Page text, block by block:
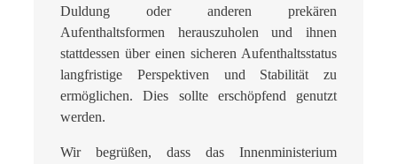
Duldung oder anderen prekären
Aufenthaltsformen herauszuholen und ihnen
stattdessen über einen sicheren Aufenthaltsstatus
langfristige Perspektiven und Stabilität zu
ermöglichen. Dies sollte erschöpfend genutzt
werden.
Wir begrüßen, dass das Innenministerium